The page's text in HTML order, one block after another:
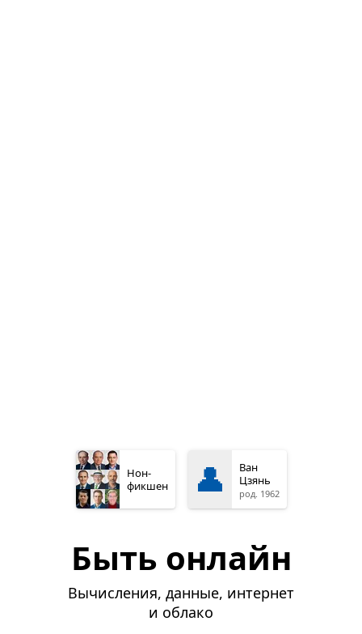
Нон­
фикшен
👤
Ван
Цзянь
род. 1962
Быть онлайн
Вычисления, данные, интернет
и облако